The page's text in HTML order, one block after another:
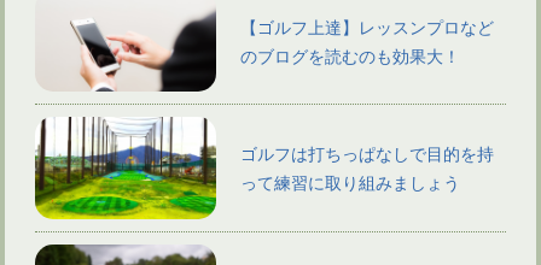
【ゴルフ上達】レッスンプロなど
のブログを読むのも効果大！
ゴルフは打ちっぱなしで目的を持
って練習に取り組みましょう